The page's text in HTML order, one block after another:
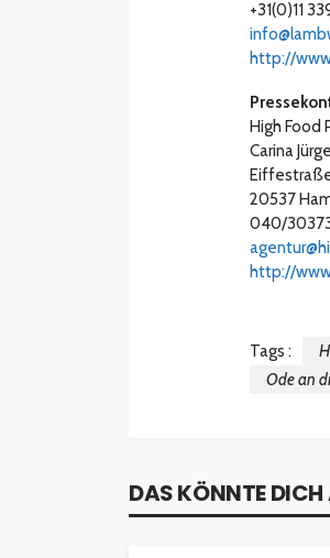
+31(0)11
http://
High Food
Carina
20537
040/
http://
Tags :
Ode an
DAS KÖNNTE DICH